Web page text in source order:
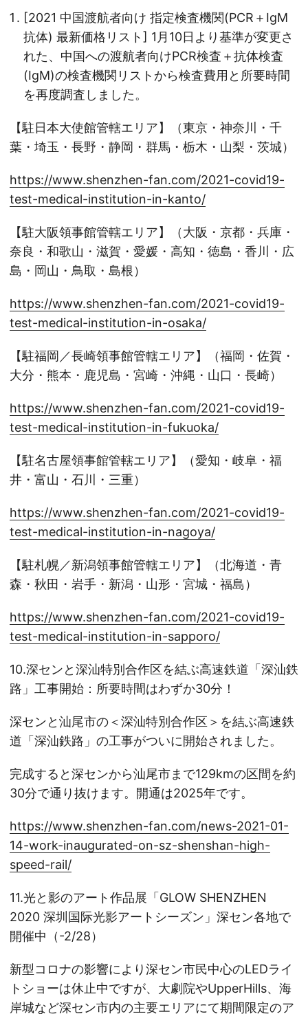
[2021 中国渡航者向け 指定検査機関(PCR＋IgM
抗体) 最新価格リスト] 1月10日より基準が変更さ
れた、中国への渡航者向けPCR検査＋抗体検査
(IgM)の検査機関リストから検査費用と所要時間
を再度調査しました。
【駐日本大使館管轄エリア】（東京・神奈川・千
葉・埼玉・長野・静岡・群馬・栃木・山梨・茨城）
https://www.shenzhen-fan.com/2021-covid19-
test-medical-institution-in-kanto/
【駐大阪領事館管轄エリア】（大阪・京都・兵庫・
奈良・和歌山・滋賀・愛媛・高知・徳島・香川・広
島・岡山・鳥取・島根）
https://www.shenzhen-fan.com/2021-covid19-
test-medical-institution-in-osaka/
【駐福岡／長崎領事館管轄エリア】（福岡・佐賀・
大分・熊本・鹿児島・宮崎・沖縄・山口・長崎）
https://www.shenzhen-fan.com/2021-covid19-
test-medical-institution-in-fukuoka/
【駐名古屋領事館管轄エリア】（愛知・岐阜・福
井・富山・石川・三重）
https://www.shenzhen-fan.com/2021-covid19-
test-medical-institution-in-nagoya/
【駐札幌／新潟領事館管轄エリア】（北海道・青
森・秋田・岩手・新潟・山形・宮城・福島）
https://www.shenzhen-fan.com/2021-covid19-
test-medical-institution-in-sapporo/
10.深センと深汕特別合作区を結ぶ高速鉄道「深汕鉄
路」工事開始：所要時間はわずか30分！
深センと汕尾市の＜深汕特別合作区＞を結ぶ高速鉄
道「深汕鉄路」の工事がついに開始されました。
完成すると深センから汕尾市まで129kmの区間を約
30分で通り抜けます。開通は2025年です。
https://www.shenzhen-fan.com/news-2021-01-
14-work-inaugurated-on-sz-shenshan-high-
speed-rail/
11.光と影のアート作品展「GLOW SHENZHEN
2020 深圳国际光影アートシーズン」深セン各地で
開催中（-2/28）
新型コロナの影響により深セン市民中心のLEDライ
トショーは休止中ですが、大劇院やUpperHills、海
岸城など深セン市内の主要エリアにて期間限定のア